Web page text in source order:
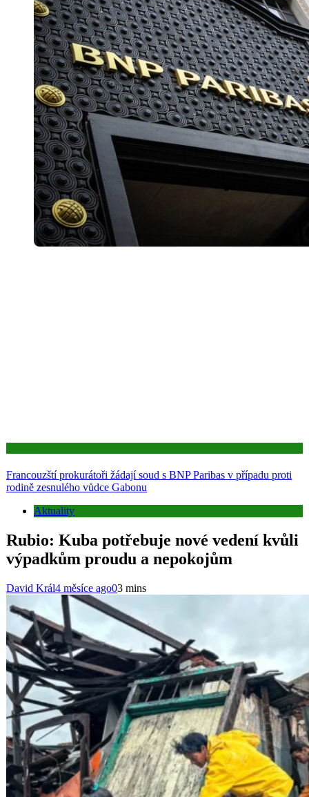
Francouzští prokurátoři žádají soud s BNP Paribas v případu proti
rodině zesnulého vůdce Gabonu
Aktuality
Rubio: Kuba potřebuje nové vedení kvůli
výpadkům proudu a nepokojům
David Král4 měsíce ago03 mins